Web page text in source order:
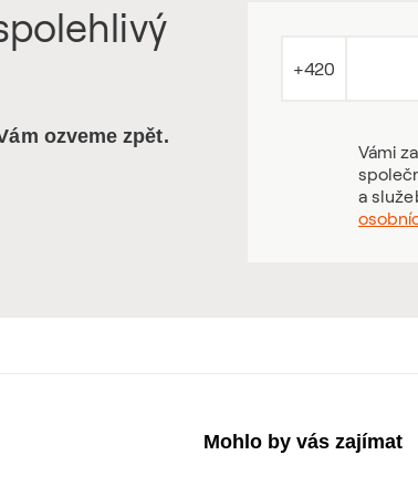
ozveme zpět.
+420
Vámi
a
Mohlo by vás zajímat